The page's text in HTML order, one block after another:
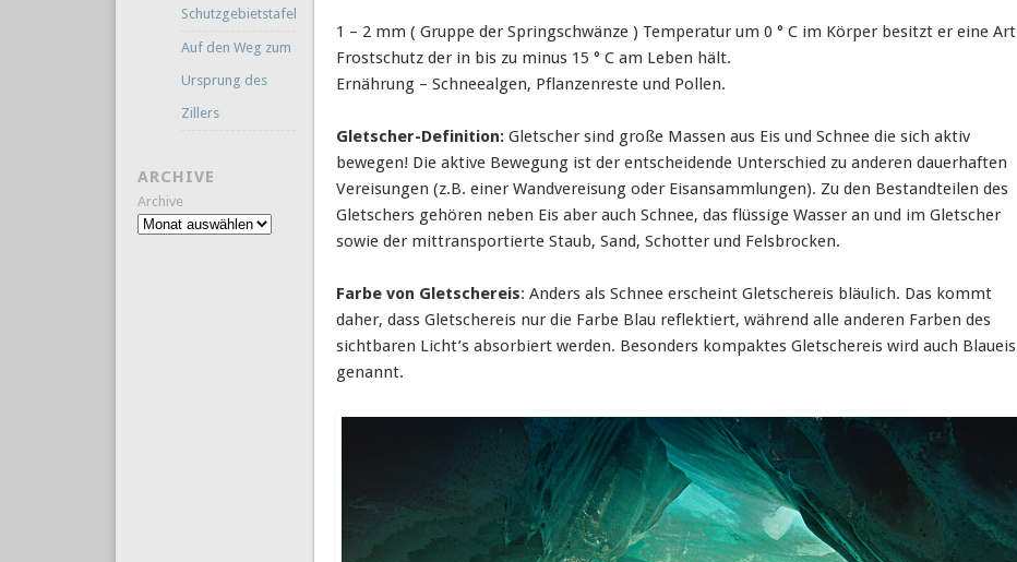
1 – 2 mm ( Gruppe der Springschwänze ) Temperatur um 0 ° C im Körper besitzt er eine Art
Frostschutz der in bis zu minus 15 ° C am Leben hält.
Ernährung – Schneealgen, Pflanzenreste und Pollen.
Gletscher-Definition:Gletscher sind große Massen aus Eis und Schnee die sich aktiv
bewegen! Die aktive Bewegung ist der entscheidende Unterschied zu anderen dauerhaften
Vereisungen (z.B. einer Wandvereisung oder Eisansammlungen). Zu den Bestandteilen des
Gletschers gehören neben Eis aber auch Schnee, das flüssige Wasser an und im Gletscher
sowie der mittransportierte Staub, Sand, Schotter und Felsbrocken.
Farbe von Gletschereis: Anders als Schnee erscheint Gletschereis bläulich. Das kommt
daher, dass Gletschereis nur die Farbe Blau reflektiert, während alle anderen Farben des
sichtbaren Licht’s absorbiert werden. Besonders kompaktes Gletschereis wird auch Blaueis
genannt.
Schutzgebietstafeln
Auf den Weg zum
Ursprung des
Zillers
ARCHIVE
Archive